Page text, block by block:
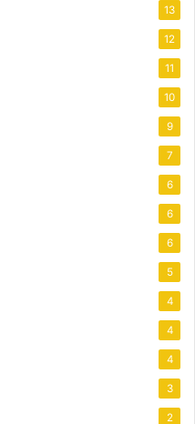
13
12
11
10
9
7
6
6
6
5
4
4
4
3
2